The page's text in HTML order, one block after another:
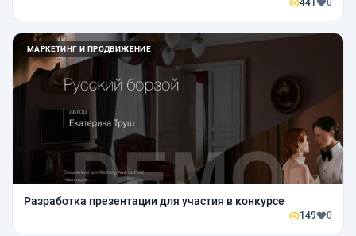
441 0
МАРКЕТИНГ И ПРОДВИЖЕНИЕ
Разработка презентации для участия в конкурсе
149 0